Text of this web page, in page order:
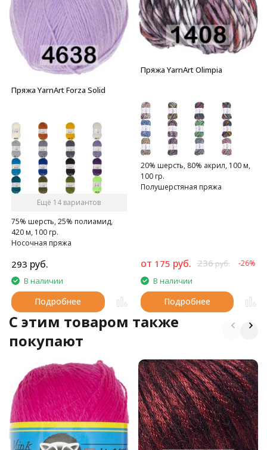
Пряжа YarnArt Forza Solid
Ещё 14 вариантов
75% шерсть, 25% полиамид,
420 м, 100 гр.
Носочная пряжа
293 руб.
В наличии
Подробнее
Пряжа YarnArt Olimpia
20% шерсть, 80% акрил, 100 м,
100 гр.
Полушерстяная пряжа
от 175 руб. 236руб. -26%
В наличии
Подробнее
C этим товаром также
покупают